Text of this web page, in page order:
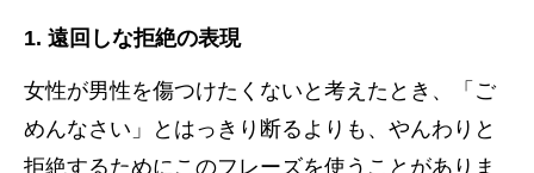
1. 遠回しな拒絶の表現
女性が男性を傷つけたくないと考えたとき、「ご
めんなさい」とはっきり断るよりも、やんわりと
拒絶するためにこのフレーズを使うことがありま